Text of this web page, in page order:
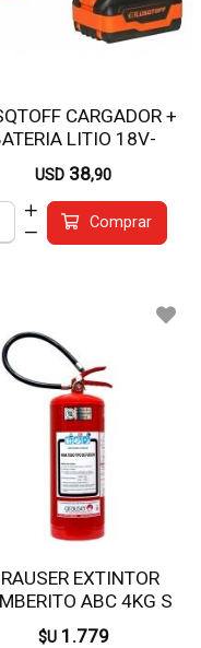
CARGADOR +
LITIO 18V-
2.0AMP LBC1820-8
USD 38,90
Comprar
EXTINTOR
ABC 4KG S
$U 1.779